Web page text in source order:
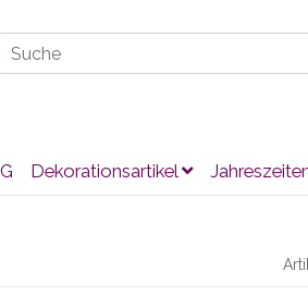
Dekorationsartikel